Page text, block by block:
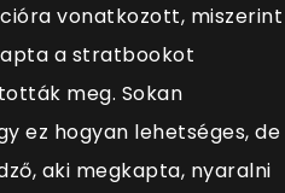
vonatkozott, miszerint
a stratbookot
meg. Sokan
ez hogyan lehetséges, de
aki megkapta, nyaralni